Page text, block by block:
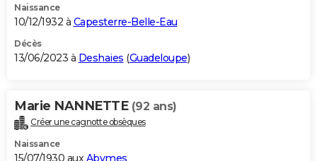
Naissance
10/12/1932 à Capesterre-Belle-Eau
Décès
13/06/2023 à Deshaies (Guadeloupe)
Marie NANNETTE (92 ans)
Créer une cagnotte obsèques
Naissance
15/07/1930 auxAbymes